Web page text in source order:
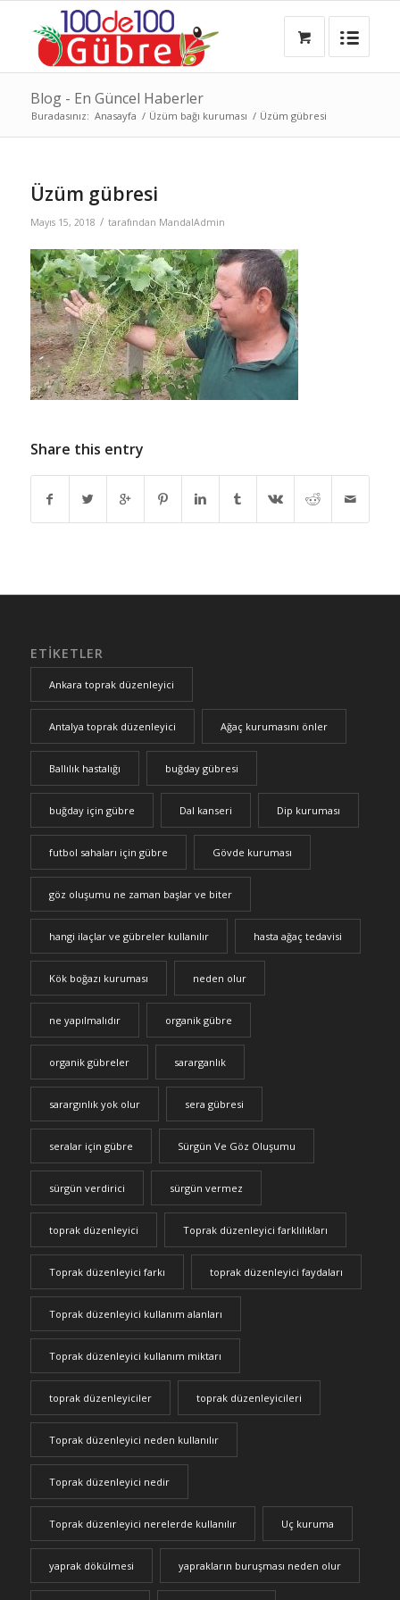
Blog - En Güncel Haberler
Buradasınız: Anasayfa / Üzüm bağı kuruması / Üzüm gübresi
Üzüm gübresi
Mayıs 15, 2018 / tarafından MandalAdmin
Share this entry
ETIKETLER
Ankara toprak düzenleyici
Antalya toprak düzenleyici Ağaç kurumasını önler
Ballılık hastalığı buğday gübresi
buğday için gübre Dal kanseri Dip kuruması
futbol sahaları için gübre Gövde kuruması
göz oluşumu ne zaman başlar ve biter
hangi ilaçlar ve gübreler kullanılır hasta ağaç tedavisi
Kök boğazı kuruması neden olur
ne yapılmalıdır organik gübre
organik gübreler sararganlık
sarargınlık yok olur sera gübresi
seralar için gübre Sürgün Ve Göz Oluşumu
sürgün verdirici sürgün vermez
toprak düzenleyici Toprak düzenleyici farklılıkları
Toprak düzenleyici farkı toprak düzenleyici faydaları
Toprak düzenleyici kullanım alanları
Toprak düzenleyici kullanım miktarı
toprak düzenleyiciler toprak düzenleyicileri
Toprak düzenleyici neden kullanılır
Toprak düzenleyici nedir
Toprak düzenleyici nerelerde kullanılır Uç kuruma
yaprak dökülmesi yaprakların buruşması neden olur